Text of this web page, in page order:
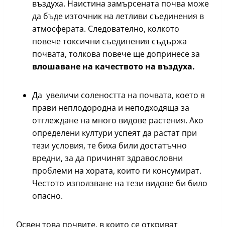
въздуха. Наистина замърсената почва може
да бъде източник на летливи съединения в
атмосферата. Следователно, колкото
повече токсични съединения съдържа
почвата, толкова повече ще допринесе за
влошаване на качеството на въздуха.
Да увеличи солеността на почвата, което я
прави неплодородна и неподходяща за
отглеждане на много видове растения. Ако
определени култури успеят да растат при
тези условия, те биха били достатъчно
вредни, за да причинят здравословни
проблеми на хората, които ги консумират.
Честото използване на тези видове би било
опасно.
Освен това почвите, в които се откриват